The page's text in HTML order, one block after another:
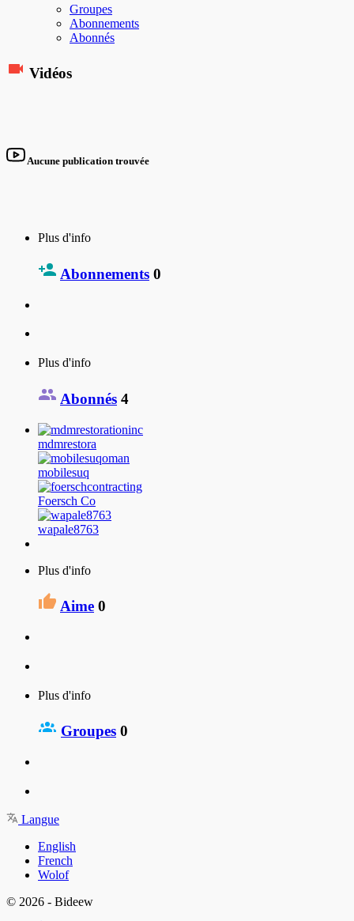
Groupes
Abonnements
Abonnés
Vidéos
Aucune publication trouvée
Plus d'info
Abonnements 0
Plus d'info
Abonnés 4
mdmrestora
mobilesuq
Foersch Co
wapale8763
Plus d'info
Aime 0
Plus d'info
Groupes 0
Langue
English
French
Wolof
© 2026 - Bideew